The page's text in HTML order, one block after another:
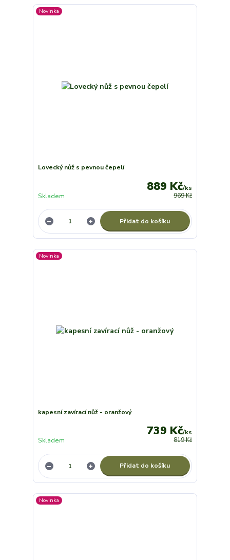
Novinka
Lovecký nůž s pevnou čepelí
969 Kč
889 Kč/ks
Skladem
Přidat do košíku
Novinka
kapesní zavírací nůž - oranžový
819 Kč
739 Kč/ks
Skladem
Přidat do košíku
Novinka